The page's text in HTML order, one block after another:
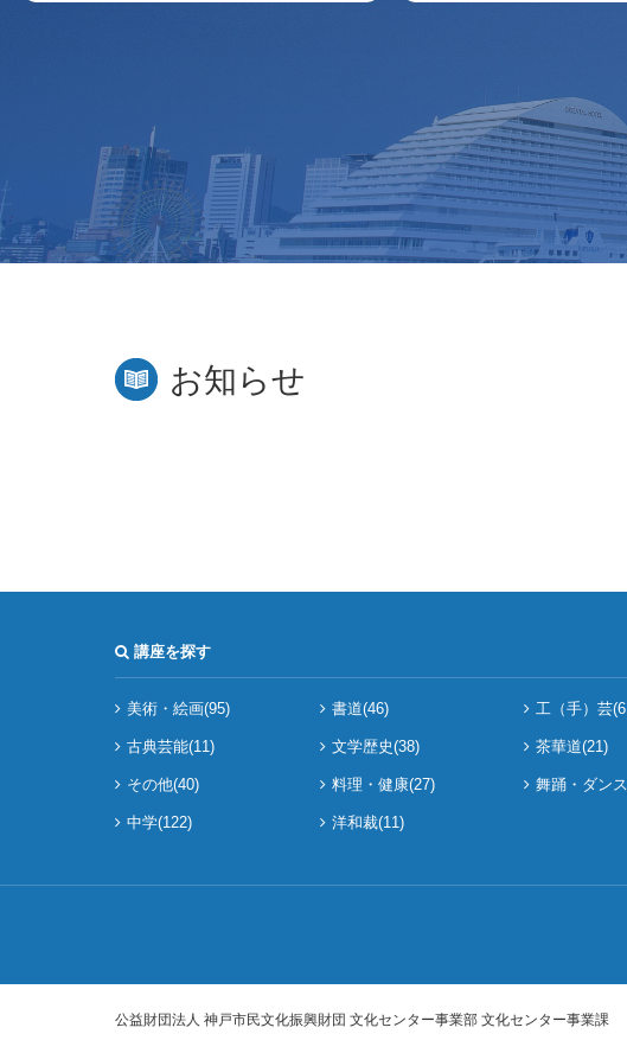
お知らせ
講座を探す
美術・絵画(95) 書道(46) 工（手）芸
古典芸能(11) 文学歴史(38) 茶華道(21)
その他(40) 料理・健康(27) 舞踊・ダン
中学(122) 洋和裁(11)
公益財団法人 神戸市民文化振興財団 文化センター事業部 文化センター事業課